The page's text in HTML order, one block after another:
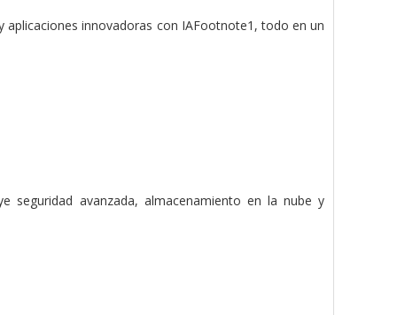
innovadoras con IAFootnote1, todo en un
seguridad avanzada, almacenamiento en la nube y